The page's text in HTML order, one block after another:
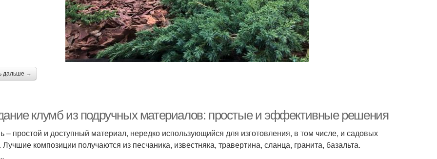
дальше →
клумб из подручных материалов: простые и эффективные решения
– простой и доступный материал, нередко использующийся для изготовления, в том числе, и садовых
Лучшие композиции получаются из песчаника, известняка, травертина, сланца, гранита, базальта.